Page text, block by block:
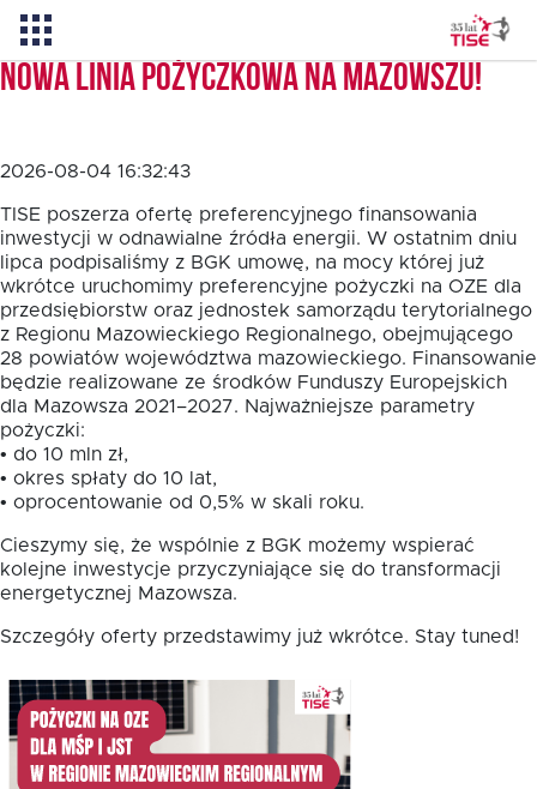
O TISE
Dlaczego TISE?
Pożyczka rozwojowa TISE – NOWOŚĆ!
Oferta dla MSP
Oferta dla NGO/PES
Fundusz FKIS
Rodo
Dokumenty
Nowa linia pożyczkowa na Mazowszu!
2026-08-04 16:32:43
TISE poszerza ofertę preferencyjnego finansowania
inwestycji w odnawialne źródła energii. W ostatnim dniu
lipca podpisaliśmy z BGK umowę, na mocy której już
wkrótce uruchomimy preferencyjne pożyczki na OZE dla
przedsiębiorstw oraz jednostek samorządu terytorialnego
z Regionu Mazowieckiego Regionalnego, obejmującego
28 powiatów województwa mazowieckiego. Finansowanie
będzie realizowane ze środków Funduszy Europejskich
dla Mazowsza 2021–2027. Najważniejsze parametry
pożyczki:
• do 10 mln zł,
• okres spłaty do 10 lat,
• oprocentowanie od 0,5% w skali roku.
Cieszymy się, że wspólnie z BGK możemy wspierać
kolejne inwestycje przyczyniające się do transformacji
energetycznej Mazowsza.
Szczegóły oferty przedstawimy już wkrótce. Stay tuned!